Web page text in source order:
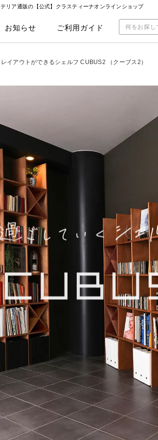
リア通販の【公式】クラスティーナオンラインショップ
お知らせ ご利用ガイド
イアウトができるシェルフ CUBUS2 （クーブス2）